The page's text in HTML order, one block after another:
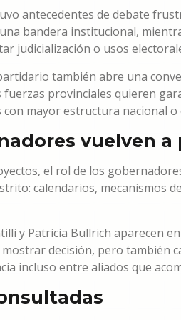
antecedentes de debate
bandera institucional,
judicialización o usos
también abre una
provinciales quieren
con mayor estructura nacional
vuelven a
el rol de los
calendarios, mecanismos
y Patricia Bullrich aparecen
decisión, pero también
incluso entre aliados que